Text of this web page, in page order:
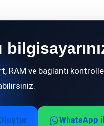
RAM ve bağlantı
WhatsApp